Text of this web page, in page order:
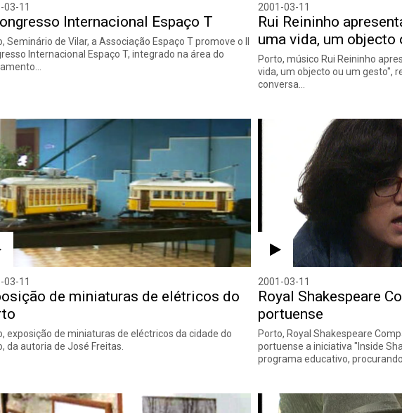
03-11
Internacional Espaço T
Seminário de Vilar, a Associação Espaço T promove o II
Internacional Espaço T, integrado na área do
2001-03-11
Rui Reininho
uma vida, um objecto
Porto, músico Rui Reininho
vida, um objecto ou um gesto",
conversa…
03-11
de miniaturas de elétricos do
exposição de miniaturas de eléctricos da cidade do
da autoria de José Freitas.
2001-03-11
Royal Shakespeare
portuense
Porto, Royal Shakespeare
portuense a iniciativa "Inside
programa educativo,